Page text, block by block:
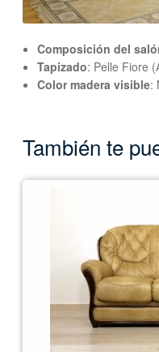
Composición del
Tapizado: Pelle Fiore
Color madera visible:
También te